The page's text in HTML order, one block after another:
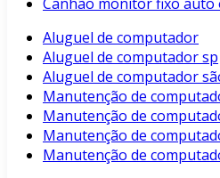
Aluguel de computador
Aluguel de computador sp
Aluguel de computador
Manutenção de
Manutenção de
Manutenção de
Manutenção de